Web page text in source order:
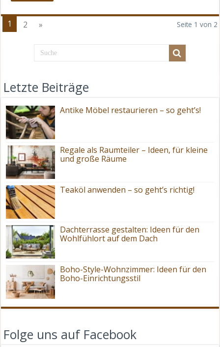
Seite 1 von 2
1 2 »
Letzte Beiträge
Antike Möbel restaurieren – so geht’s!
Regale als Raumteiler – Ideen, für kleine
und große Räume
Teaköl anwenden – so geht’s richtig!
Dachterrasse gestalten: Ideen für den
Wohlfühlort auf dem Dach
Boho-Style-Wohnzimmer: Ideen für den
Boho-Einrichtungsstil
Folge uns auf Facebook